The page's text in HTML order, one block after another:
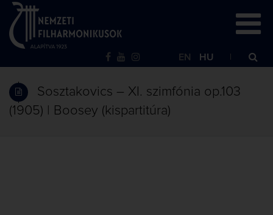
EN HU
Sosztakovics – XI. szimfónia op.103
(1905) | Boosey (kispartitúra)